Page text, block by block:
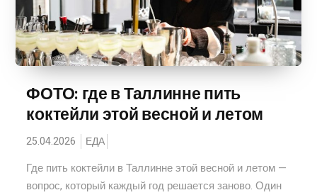
ФОТО: где в Таллинне пить
коктейли этой весной и летом
25.04.2026 ЕДА
Где пить коктейли в Таллинне этой весной и летом —
вопрос, который каждый год решается заново. Один